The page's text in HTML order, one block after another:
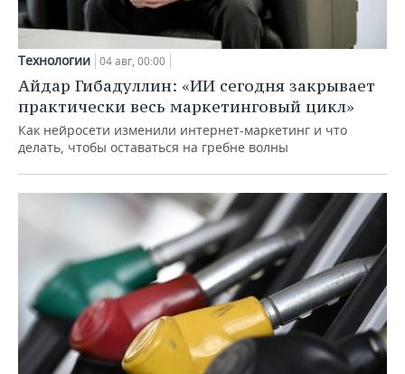
Технологии 04 авг, 00:00
Айдар Гибадуллин: «ИИ сегодня закрывает
практически весь маркетинговый цикл»
Как нейросети изменили интернет-маркетинг и что
делать, чтобы оставаться на гребне волны